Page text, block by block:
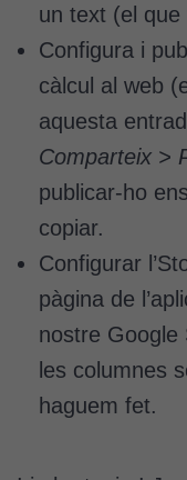
un text (el
Configura i
càlcul al web
aquesta
Comparteix >
publicar-ho
copiar.
Configurar
pàgina de
nostre Google
les columnes
haguem fet.